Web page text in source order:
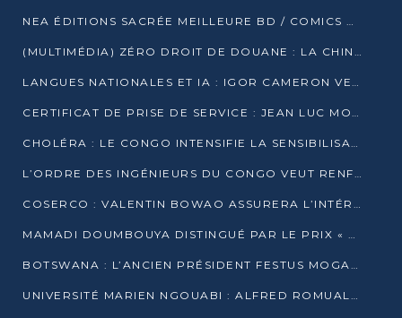
NEA ÉDITIONS SACRÉE MEILLEURE BD / COMICS D’AFRIQUE AU KENYA
(MULTIMÉDIA) ZÉRO DROIT DE DOUANE : LA CHINE ET L’AFRIQUE VERS UNE PROXIMITÉ SANS PRÉCÉDENT (PAPIER GÉNÉRAL)
LANGUES NATIONALES ET IA : IGOR CAMERON VEUT ARRIMER LA STRATÉGIE IA À LA LOI SUR LA RECHERCHE
CERTIFICAT DE PRISE DE SERVICE : JEAN LUC MOUTHOU DÉMENT UNE « FAKE NEWS »
CHOLÉRA : LE CONGO INTENSIFIE LA SENSIBILISATION AU MARCHÉ DE TALANGAÏ
L’ORDRE DES INGÉNIEURS DU CONGO VEUT RENFORCER L’ÉTHIQUE ET LA CRÉDIBILITÉ DE LA PROFESSION
COSERCO : VALENTIN BOWAO ASSURERA L’INTÉRIM À LA TÊTE DU BUREAU EXÉCUTIF NATIONAL
MAMADI DOUMBOUYA DISTINGUÉ PAR LE PRIX « SUPER GRAND BÂTISSEUR BABACAR N’DIAYE »
BOTSWANA : L’ANCIEN PRÉSIDENT FESTUS MOGAE EST MORT À 86 ANS
UNIVERSITÉ MARIEN NGOUABI : ALFRED ROMUALD NGUYA POATY SOUTIENT UNE THÈSE SUR LE PARADOXE DE LA CROISSANCE EN ZONE CEMAC